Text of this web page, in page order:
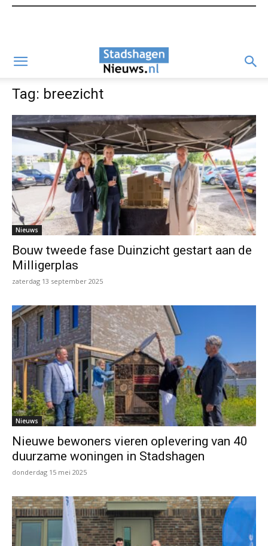
Tag: breezicht
Nieuws
Bouw tweede fase Duinzicht gestart aan de
Milligerplas
zaterdag 13 september 2025
Nieuws
Nieuwe bewoners vieren oplevering van 40
duurzame woningen in Stadshagen
donderdag 15 mei 2025